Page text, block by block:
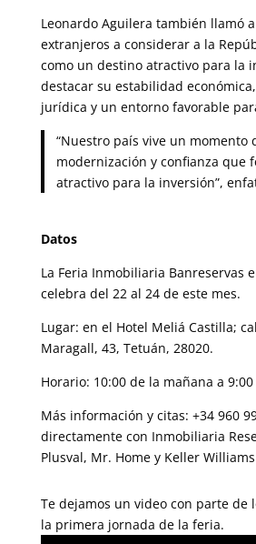
Leonardo Aguilera también llamó
extranjeros a considerar a la
como un destino atractivo para la
destacar su estabilidad
jurídica y un entorno favorable
“Nuestro país vive un momento
modernización y confianza que
atractivo para la inversión”,
Datos
La Feria Inmobiliaria Banreservas
celebra del 22 al 24 de este mes.
Lugar: en el Hotel Meliá Castilla;
Maragall, 43, Tetuán, 28020.
Horario: 10:00 de la mañana a
Más información y citas: +34 960
directamente con Inmobiliaria
Plusval, Mr. Home y Keller
Te dejamos un video con parte de
la primera jornada de la feria.